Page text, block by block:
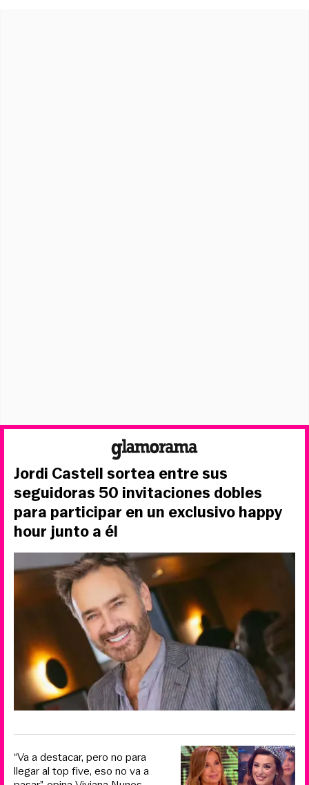
Jordi Castell sortea entre sus
seguidoras 50 invitaciones dobles
para participar en un exclusivo happy
hour junto a él
“Va a destacar, pero no para
llegar al top five, eso no va a